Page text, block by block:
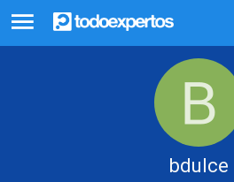
bdulce